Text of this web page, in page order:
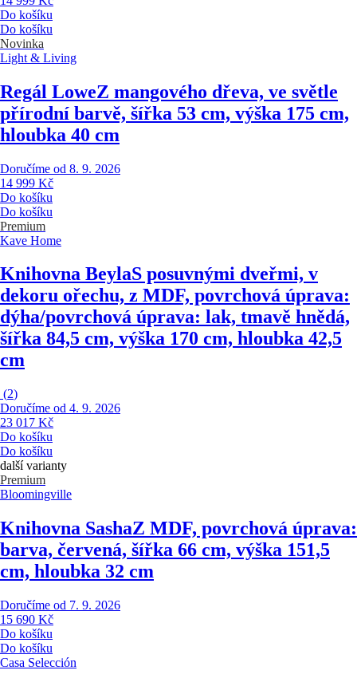
Do košíku
Do košíku
Novinka
Light & Living
Regál LoweZ mangového dřeva, ve světle
přírodní barvě, šířka 53 cm, výška 175 cm,
hloubka 40 cm
Doručíme od 8. 9. 2026
14 999 Kč
Do košíku
Do košíku
Premium
Kave Home
Knihovna BeylaS posuvnými dveřmi, v
dekoru ořechu, z MDF, povrchová úprava:
dýha/povrchová úprava: lak, tmavě hnědá,
šířka 84,5 cm, výška 170 cm, hloubka 42,5
cm
(2)
Doručíme od 4. 9. 2026
23 017 Kč
Do košíku
Do košíku
další varianty
Premium
Bloomingville
Knihovna SashaZ MDF, povrchová úprava:
barva, červená, šířka 66 cm, výška 151,5
cm, hloubka 32 cm
Doručíme od 7. 9. 2026
15 690 Kč
Do košíku
Do košíku
Casa Selección